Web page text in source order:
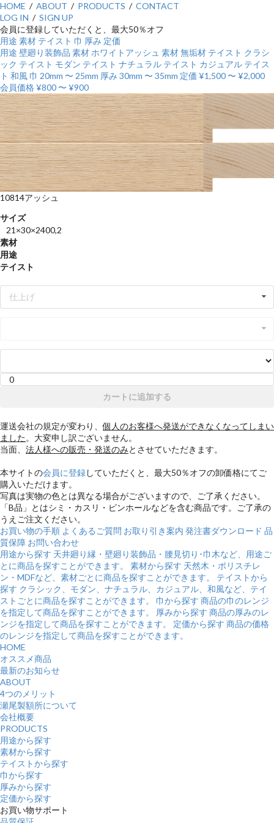
HOME / ABOUT / PRODUCTS / CONTACT
LOG IN / SIGN UP
会員に登録していただくと、最大50％オフ
用途 素材 テイスト 巾 厚み 定価
用途 壁廻り装飾品 素材 ホワイトアッシュ 素材無垢材 テイスト クラシ
ック テイスト モダン テイスト ナチュラル テイスト カジュアル テイス
ト 和風 巾 20mm 〜 25mm 厚み 30mm 〜 35mm 定価 ¥1,500 〜 ¥2,000
会員価格 ¥800 〜 ¥900
10814アッシュ
サイズ
21×30×2400,2
素材
用途
テイスト
仕上げ
カートに追加する
運送会社の規定が変わり、個人のお客様へ発送ができなくなってしまい
ました。大変申し訳ございません。
当面、 法人様への販売・発送のみとさせていただきます。
本サイトの会員に登録していただくと、 最大50％オフの卸価格にてご
購入いただけます。
写真は実物の色とは異なる場合がございますので、ご了承ください。
「B品」とはシミ・カスリ・ピンホールなどを含む商品です。ご了承の
うえご注文ください。
お買い物の手順 よくあるご質問 お取り引き案内 発注書ダウンロード 品
質保障 お問い合わせ
用途から探す 天井廻り縁・壁廻り装飾品・腰見切り･巾木など、用途ご
とに商品を探すことができます。
素材から探す 天然木・ポリスチレ
ン・MDFなど、素材ごとに商品を探すことができます。
テイストから
探す クラシック、モダン、ナチュラル、カジュアル、和風など、テイ
ストごとに商品を探すことができます。
巾から探す 商品の巾のレンジ
を指定して商品を探すことができます。
厚みから探す 商品の厚みのレ
ンジを指定して商品を探すことができます。
定価から探す 商品の価格
のレンジを指定して商品を探すことができます。
HOME
オススメ商品
最新のお知らせ
ABOUT
4つのメリット
瀬尾製額所について
会社概要
PRODUCTS
用途から探す
素材から探す
テイストから探す
巾から探す
厚みから探す
定価から探す
お買い物サポート